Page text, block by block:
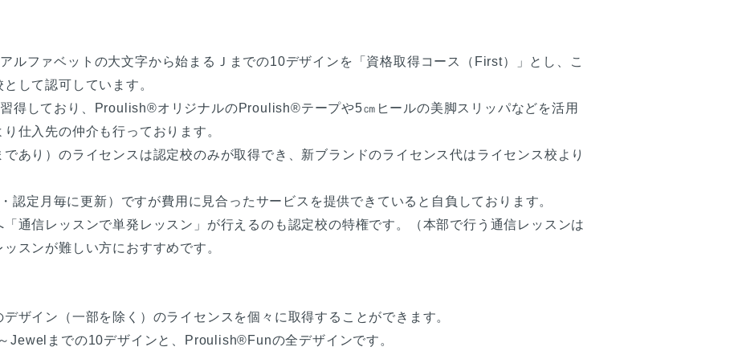
ルファベットの大文字から始まるＪまでの10デザインを「資格取得コース（First）」とし、こ
して認可しています。
得しており、Proulish®オリジナルのProulish®テープや5㎝ヒールの美脚スリッパなどを活用
仕入先の仲介も行っております。
あり）のライセンスは認定校のみが取得でき、新ブランドのライセンス代はライセンス校より
認定月毎に更新）ですが費用に見合ったサービスを提供できていると自負しております。
通信レッスンで単発レッスン」が行えるのも認定校の特権です。（本部で行う通信レッスンは
スンが難しい方におすすめです。
ザイン（一部を除く）のライセンスを個々に取得することができます。
Jewelまでの10デザインと、Proulish®Funの全デザインです。